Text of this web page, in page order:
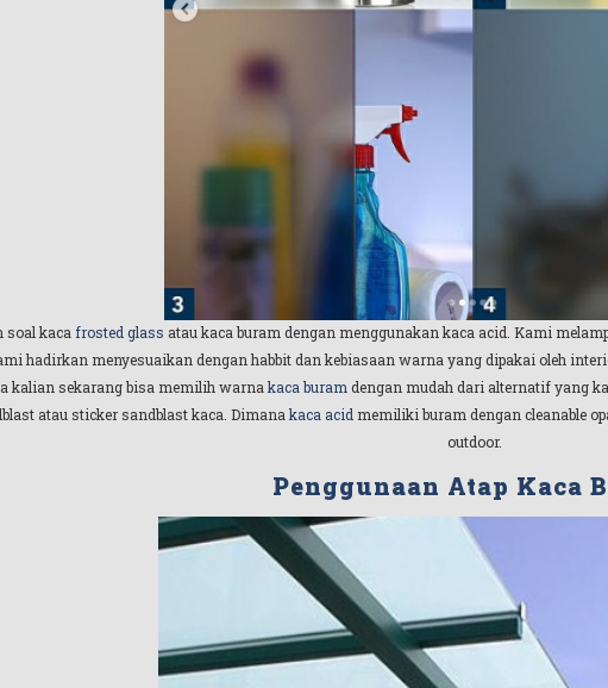
soal kacafrosted glass atau kaca buram dengan menggunakan kaca acid. Kami
hadirkan menyesuaikan dengan habbit dan kebiasaan warna yang dipakai oleh
kalian sekarang bisa memilih warnakaca buramdengan mudah dari alternatif yang
atau sticker sandblast kaca. Dimanakaca acid memiliki buram dengan cleanable
outdoor.
Penggunaan Atap Kaca